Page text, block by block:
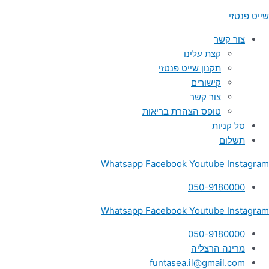
לתוכן
שייט פנטזי
צור קשר
קצת עלינו
תקנון שייט פנטזי
קישורים
צור קשר
טופס הצהרת בריאות
סל קניות
תשלום
Whatsapp Facebook Youtube Instagram
050-9180000
Whatsapp Facebook Youtube Instagram
050-9180000
מרינה הרצליה
funtasea.il@gmail.com